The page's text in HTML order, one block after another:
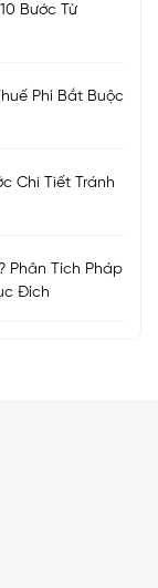
Bước Từ
Phí Bắt Buộc
Chi Tiết Tránh
Phân Tích Pháp
Đích